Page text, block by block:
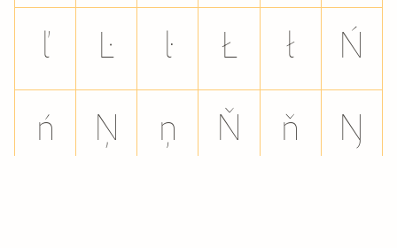
ľ Ŀ ŀ Ł ł Ń
ń Ņ ņ Ň ň Ŋ